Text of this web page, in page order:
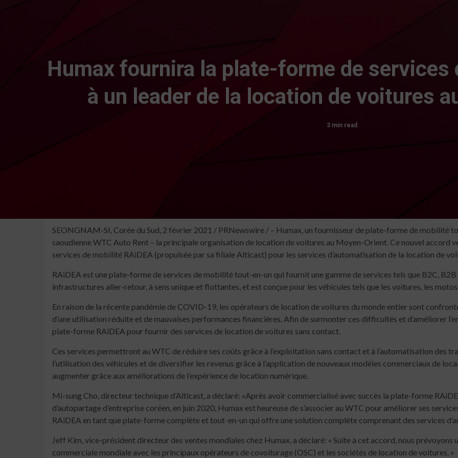
Humax fournira la plate-forme de services
à un leader de la location de voitures
3 min read
SEONGNAM-SI, Corée du Sud, 2 février 2021 / PRNewswire / – Humax, un fournisseur de plate-forme de mobilité
saoudienne WTC Auto Rent – la principale organisation de location de voitures au Moyen-Orient. Ce nouvel accord
services de mobilité RAiDEA (propulsée par sa filiale Alticast) pour les services d’automatisation de la location de
RAiDEA est une plate-forme de services de mobilité tout-en-un qui fournit une gamme de services tels que B2C,
infrastructures aller-retour, à sens unique et flottantes, et est conçue pour les véhicules tels que les voitures, les
En raison de la récente pandémie de COVID-19, les opérateurs de location de voitures du monde entier sont
d’une utilisation réduite et de mauvaises performances financières. Afin de surmonter ces difficultés et d’améliorer
plate-forme RAiDEA pour fournir des services de location de voitures sans contact.
Ces services permettront au WTC de réduire ses coûts grâce à l’exploitation sans contact et à l’automatisation des
l’utilisation des véhicules et de diversifier les revenus grâce à l’application de nouveaux modèles commerciaux de
augmenter grâce aux améliorations de l’expérience de location numérique.
Mi-sung Cho, directeur technique d’Alticast, a déclaré: «Après avoir commercialisé avec succès la plate-forme
d’autopartage d’entreprise coréen, en juin 2020, Humax est heureuse de s’associer au WTC pour améliorer ses
RAiDEA en tant que plate-forme complète et tout-en-un qui offre une solution complète comprenant des services
Jeff Kim, vice-président directeur des ventes mondiales chez Humax, a déclaré: « Suite à cet accord, nous
commerciale mondiale avec les principaux opérateurs de covoiturage (OSC) et les sociétés de location de voitures. »